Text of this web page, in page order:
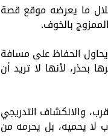
ما يعرضه موقع قصة
بالخوف.
الحفاظ على مسافة
بحذر، لأنها لا تريد أن
والانكشاف التدريجي
لا يحميه، بل يحرمه من